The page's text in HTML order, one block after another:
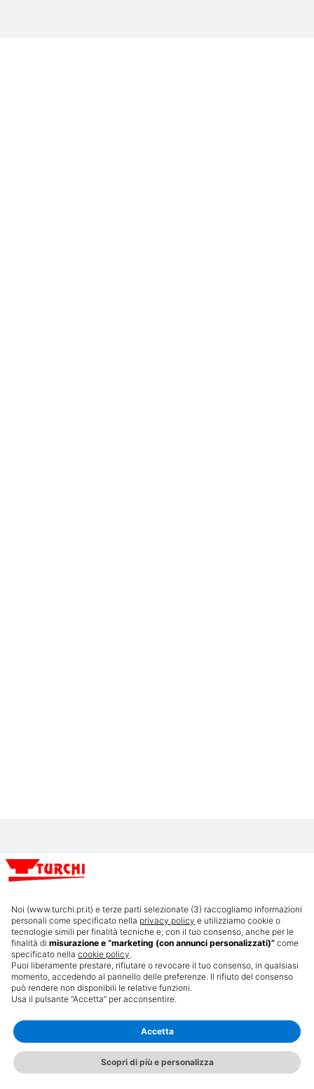
Fotovoltaico
WHATSAPP CHIAMA CONFIGURA
English
Noi (www.turchi.pr.it) e terze parti selezionate (3) raccogliamo informazioni
personali come specificato nella privacy policy e utilizziamo cookie o
tecnologie simili per finalità tecniche e, con il tuo consenso, anche per le
finalità di misurazione e “marketing (con annunci personalizzati)” come
specificato nella cookie policy.
Puoi liberamente prestare, rifiutare o revocare il tuo consenso, in qualsiasi
momento, accedendo al pannello delle preferenze. Il rifiuto del consenso
può rendere non disponibili le relative funzioni.
Usa il pulsante “Accetta” per acconsentire.
Scopri di più e personalizza
Accetta